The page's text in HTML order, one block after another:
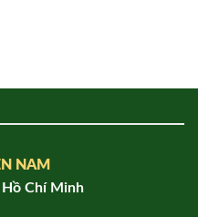
NAM
Hồ Chí Minh